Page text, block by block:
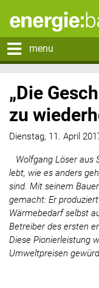
menu
„Die
zu
Dienstag, 11. April
Wolfgang Löser aus
lebt, wie es anders
sind. Mit seinem
gemacht: Er
Wärmebedarf selbst
Betreiber des ersten
Diese Pionierleistung
Umweltpreisen